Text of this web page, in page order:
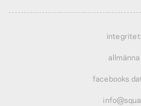
facebooks